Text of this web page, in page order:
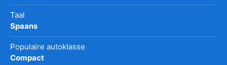
Taal
Spaans
Populaire autoklasse
Compact